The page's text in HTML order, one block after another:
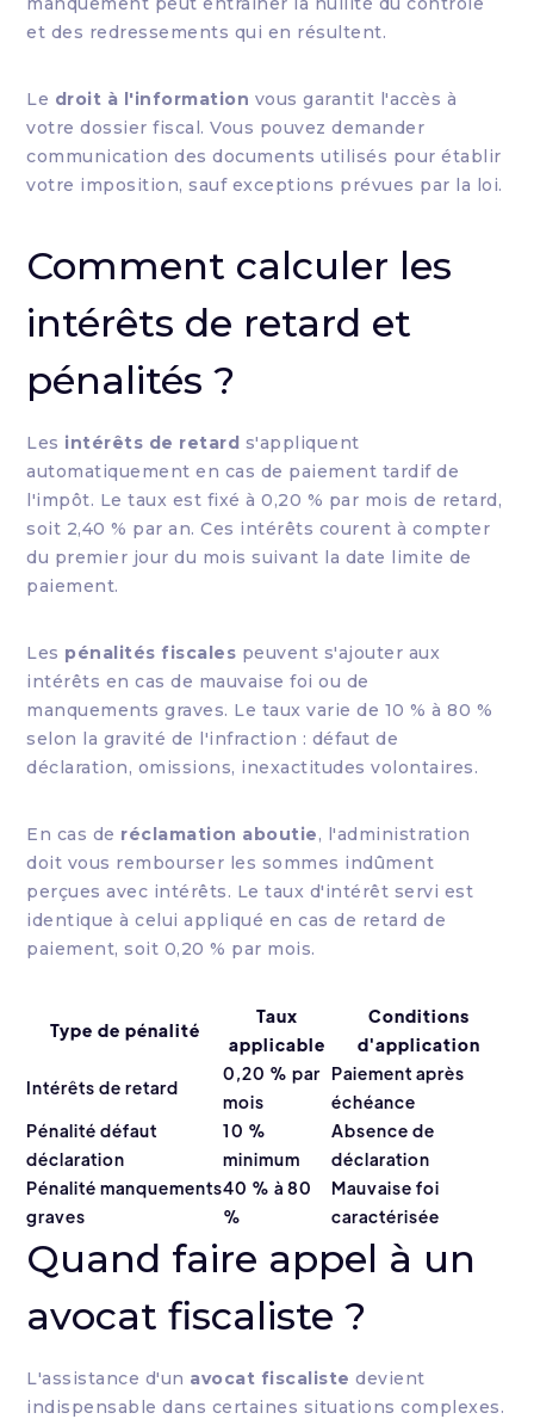
et des redressements qui en résultent.
Le droit à l'information vous garantit l'accès à
votre dossier fiscal. Vous pouvez demander
communication des documents utilisés pour établir
votre imposition, sauf exceptions prévues par la loi.
Comment calculer les
intérêts de retard et
pénalités ?
Les intérêts de retard s'appliquent
automatiquement en cas de paiement tardif de
l'impôt. Le taux est fixé à 0,20 % par mois de retard,
soit 2,40 % par an. Ces intérêts courent à compter
du premier jour du mois suivant la date limite de
paiement.
Les pénalités fiscales peuvent s'ajouter aux
intérêts en cas de mauvaise foi ou de
manquements graves. Le taux varie de 10 % à 80 %
selon la gravité de l'infraction : défaut de
déclaration, omissions, inexactitudes volontaires.
En cas de réclamation aboutie, l'administration
doit vous rembourser les sommes indûment
perçues avec intérêts. Le taux d'intérêt servi est
identique à celui appliqué en cas de retard de
paiement, soit 0,20 % par mois.
Type de pénalité
Taux
applicable
Conditions
d'application
Intérêts de retard
0,20 % par
mois
Paiement après
échéance
Pénalité défaut
déclaration
10 %
minimum
Absence de
déclaration
Pénalité manquements
graves
40 % à 80
%
Mauvaise foi
caractérisée
Quand faire appel à un
avocat fiscaliste ?
L'assistance d'un avocat fiscaliste devient
indispensable dans certaines situations complexes.